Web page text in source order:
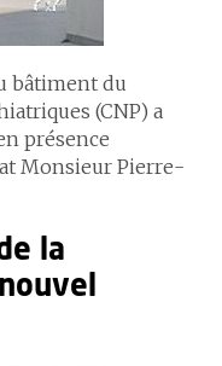
bâtiment du
(CNP) a
présence
Monsieur Pierre-
la